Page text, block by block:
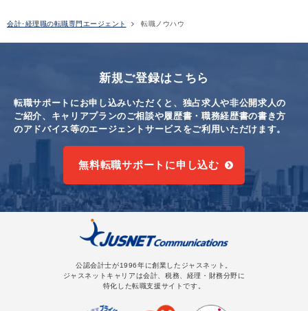
会計･経理職の転職専門エージェント 転職ノウハウ
新規ご登録はこちら
転職サポートにお申し込みいただくと、独占求人や非公開求人の
ご紹介、キャリアプランのご相談や履歴書・職務経歴書の書き方
のアドバイス等のエージェントサービスをご利用いただけます。
無料転職サポートに申し込む
公認会計士が1996年に創業したジャスネット。
ジャスネットキャリアは会計、税務、経理・財務分野に
特化した転職支援サイトです。